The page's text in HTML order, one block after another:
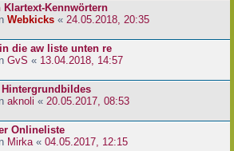
Kennwörtern
Webkicks « 24.05.2018, 20:35
die aw liste unten re
GvS « 13.04.2018, 14:57
aknoli « 20.05.2017, 08:53
Onlineliste
Mirka « 04.05.2017, 12:15